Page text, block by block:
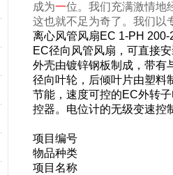
成为一位。我们充满激情地
这也就不足为奇了。我们以
离心风管风扇EC 1-PH
EC径向风管风扇，可直接安
外壳由镀锌钢板制成，带有
径向叶轮，后倾叶片由塑料
节能，速度可控的EC外转
控器。电位计的无级变速控
项目编号
物品种类
项目名称